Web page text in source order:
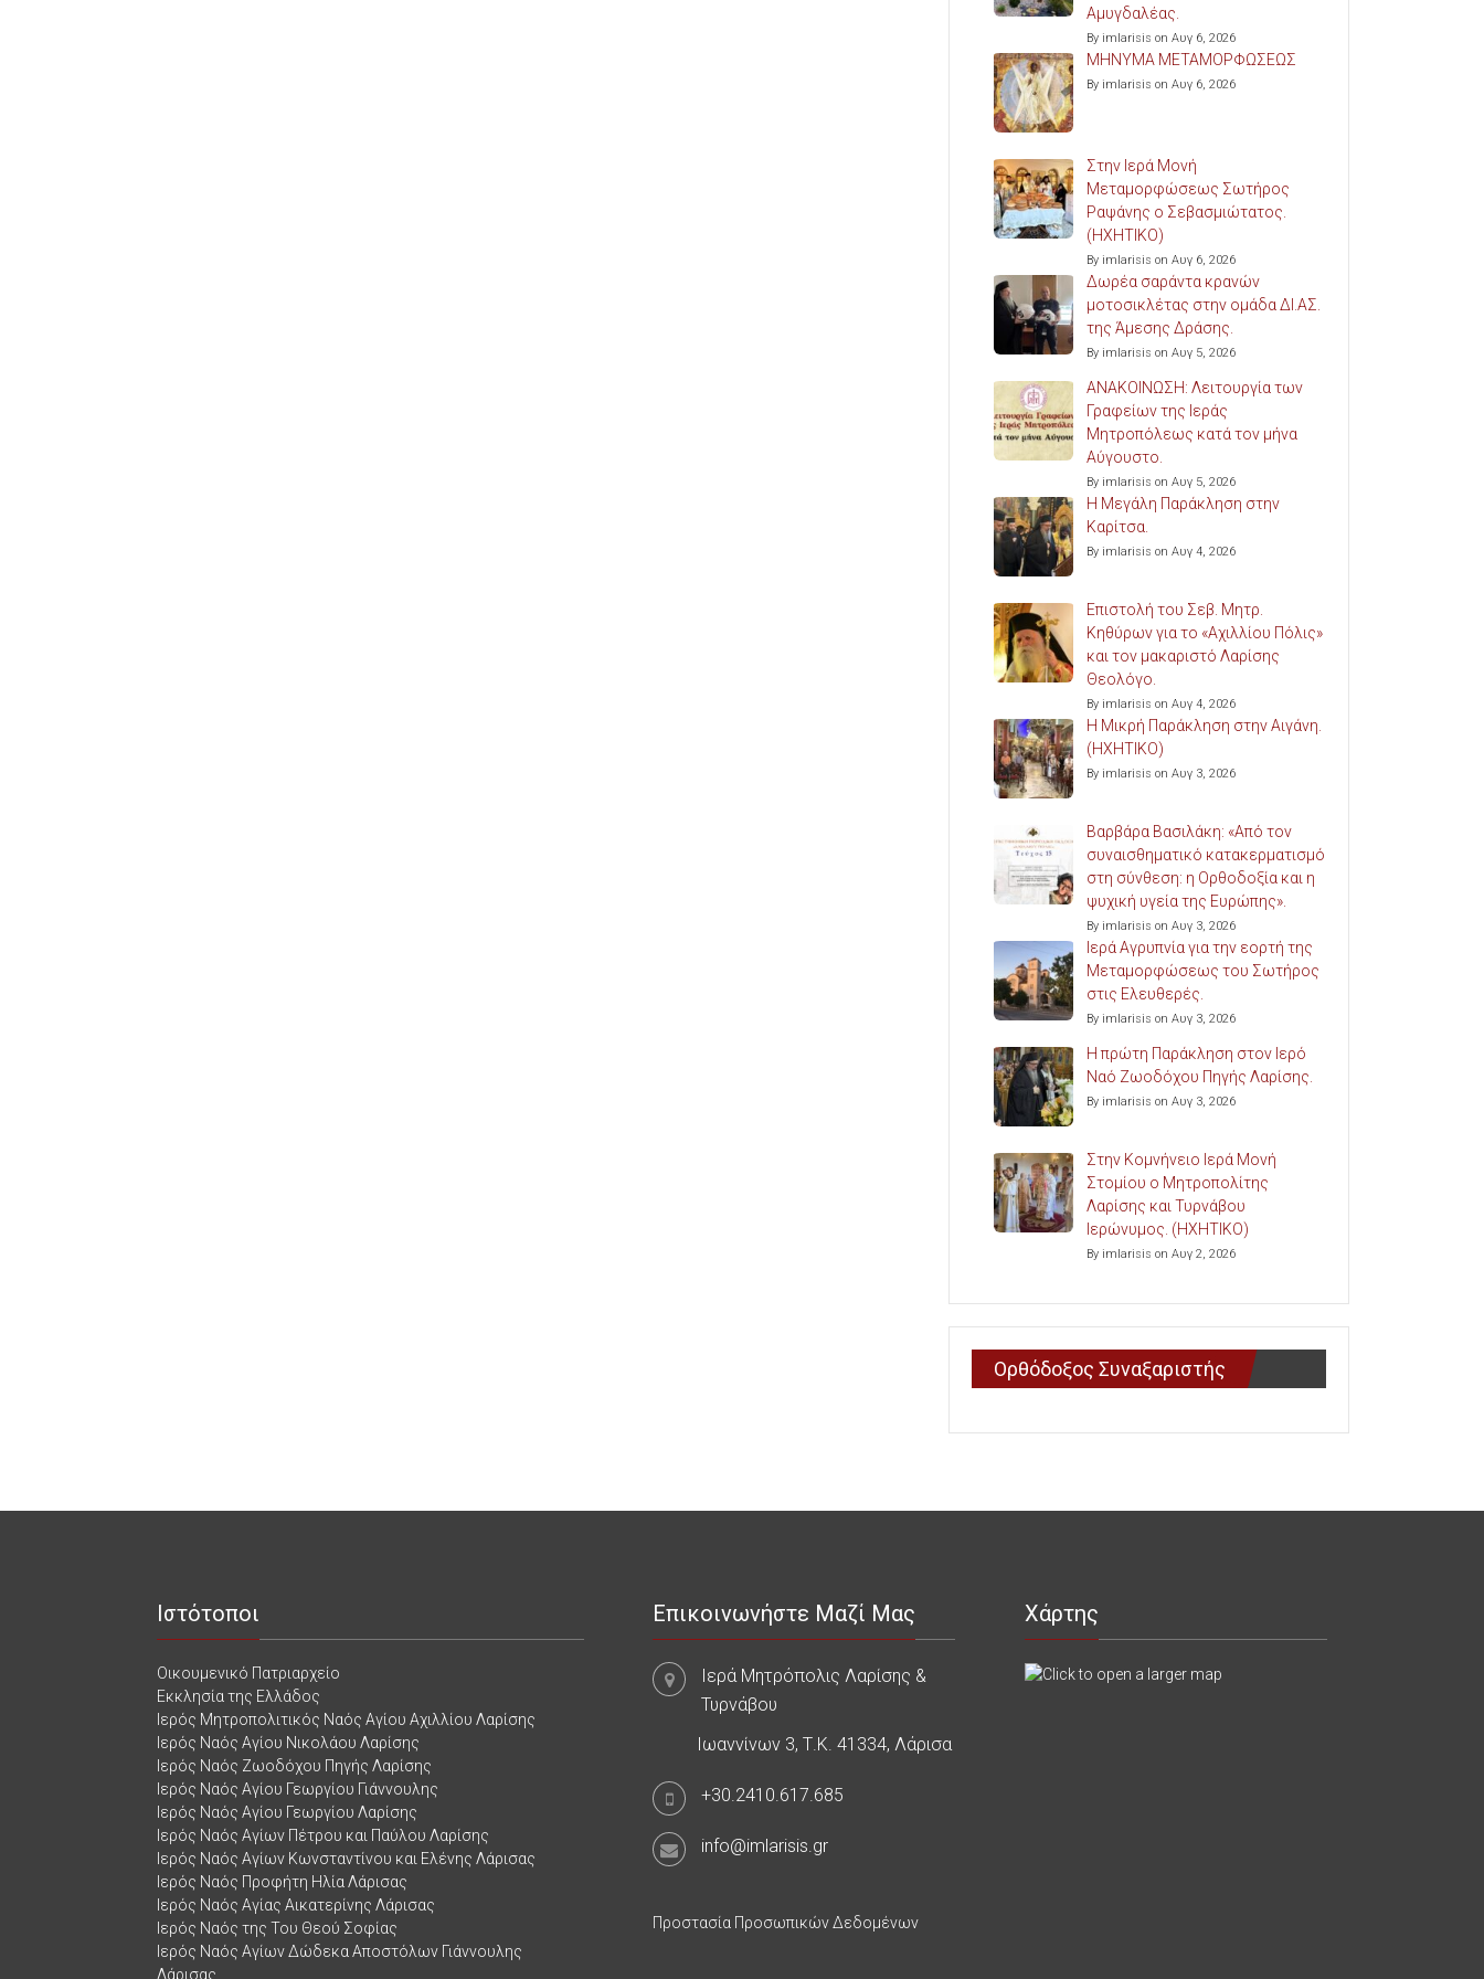
Αμυγδαλέας.
By imlarisis on Αυγ 6, 2026
ΜΗΝΥΜΑ ΜΕΤΑΜΟΡΦΩΣΕΩΣ
By imlarisis on Αυγ 6, 2026
Στην Ιερά Μονή
Μεταμορφώσεως Σωτήρος
Ραψάνης ο Σεβασμιώτατος.
(ΗΧΗΤΙΚΟ)
By imlarisis on Αυγ 6, 2026
Δωρέα σαράντα κρανών
μοτοσικλέτας στην ομάδα ΔΙ.ΑΣ.
της Άμεσης Δράσης.
By imlarisis on Αυγ 5, 2026
ΑΝΑΚΟΙΝΩΣΗ: Λειτουργία των
Γραφείων της Ιεράς
Μητροπόλεως κατά τον μήνα
Αύγουστο.
By imlarisis on Αυγ 5, 2026
Η Μεγάλη Παράκληση στην
Καρίτσα.
By imlarisis on Αυγ 4, 2026
Επιστολή του Σεβ. Μητρ.
Κηθύρων για το «Αχιλλίου Πόλις»
και τον μακαριστό Λαρίσης
Θεολόγο.
By imlarisis on Αυγ 4, 2026
Η Μικρή Παράκληση στην Αιγάνη.
(ΗΧΗΤΙΚΟ)
By imlarisis on Αυγ 3, 2026
Βαρβάρα Βασιλάκη: «Από τον
συναισθηματικό κατακερματισμό
στη σύνθεση: η Ορθοδοξία και η
ψυχική υγεία της Ευρώπης».
By imlarisis on Αυγ 3, 2026
Ιερά Αγρυπνία για την εορτή της
Μεταμορφώσεως του Σωτήρος
στις Ελευθερές.
By imlarisis on Αυγ 3, 2026
Η πρώτη Παράκληση στον Ιερό
Ναό Ζωοδόχου Πηγής Λαρίσης.
By imlarisis on Αυγ 3, 2026
Στην Κομνήνειο Ιερά Μονή
Στομίου ο Μητροπολίτης
Λαρίσης και Τυρνάβου
Ιερώνυμος. (ΗΧΗΤΙΚΟ)
By imlarisis on Αυγ 2, 2026
Ορθόδοξος Συναξαριστής
Ιστότοποι
Οικουμενικό Πατριαρχείο
Εκκλησία της Ελλάδος
Ιερός Μητροπολιτικός Ναός Αγίου Αχιλλίου Λαρίσης
Ιερός Ναός Αγίου Νικολάου Λαρίσης
Ιερός Ναός Ζωοδόχου Πηγής Λαρίσης
Ιερός Ναός Αγίου Γεωργίου Γιάννουλης
Ιερός Ναός Αγίου Γεωργίου Λαρίσης
Ιερός Ναός Αγίων Πέτρου και Παύλου Λαρίσης
Ιερός Ναός Αγίων Κωνσταντίνου και Ελένης Λάρισας
Ιερός Ναός Προφήτη Ηλία Λάρισας
Ιερός Ναός Αγίας Αικατερίνης Λάρισας
Ιερός Ναός της Του Θεού Σοφίας
Ιερός Ναός Αγίων Δώδεκα Αποστόλων Γιάννουλης
Λάρισας
Επικοινωνήστε Μαζί Μας
Ιερά Μητρόπολις Λαρίσης &
Τυρνάβου
Ιωαννίνων 3, Τ.Κ. 41334, Λάρισα
+30.2410.617.685
info@imlarisis.gr
Προστασία Προσωπικών Δεδομένων
Χάρτης